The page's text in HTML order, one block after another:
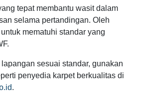
tepat membantu wasit dalam
selama pertandingan. Oleh
mematuhi standar yang
sesuai standar, gunakan
penyedia karpet berkualitas di
.